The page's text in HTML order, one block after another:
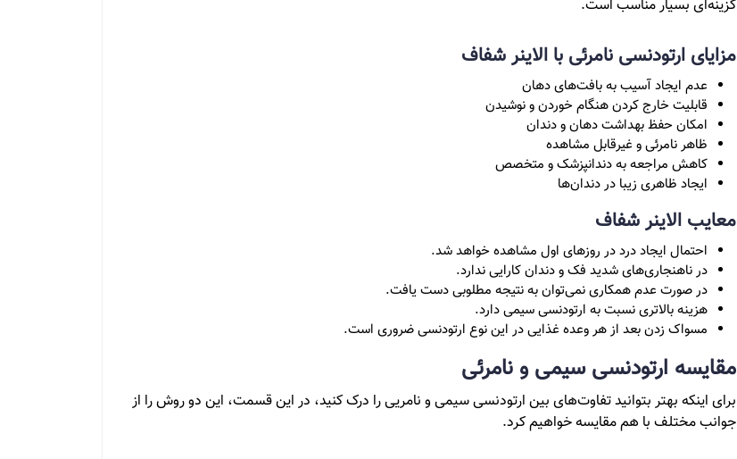
گزینه‌ای بسیار مناسب است.
مزایای ارتودنسی نامرئی با الاینر شفاف
عدم ایجاد آسیب به بافت‌های دهان
قابلیت خارج کردن هنگام خوردن و نوشیدن
امکان حفظ بهداشت دهان و دندان
ظاهر نامرئی و غیرقابل مشاهده
کاهش مراجعه به دندانپزشک و متخصص
ایجاد ظاهری زیبا در دندان‌ها
معایب الاینر شفاف
احتمال ایجاد درد در روزهای اول مشاهده خواهد شد.
در ناهنجاری‌های شدید فک و دندان کارایی ندارد.
در صورت عدم همکاری نمی‌توان به نتیجه مطلوبی دست یافت.
هزینه بالاتری نسبت به ارتودنسی سیمی دارد.
مسواک زدن بعد از هر وعده غذایی در این نوع ارتودنسی ضروری است.
مقایسه ارتودنسی سیمی و نامرئی
برای اینکه بهتر بتوانید تفاوت‌های بین ارتودنسی سیمی و نامریی را درک کنید، در این قسمت، این دو روش را از
جوانب مختلف با هم مقایسه خواهیم کرد.